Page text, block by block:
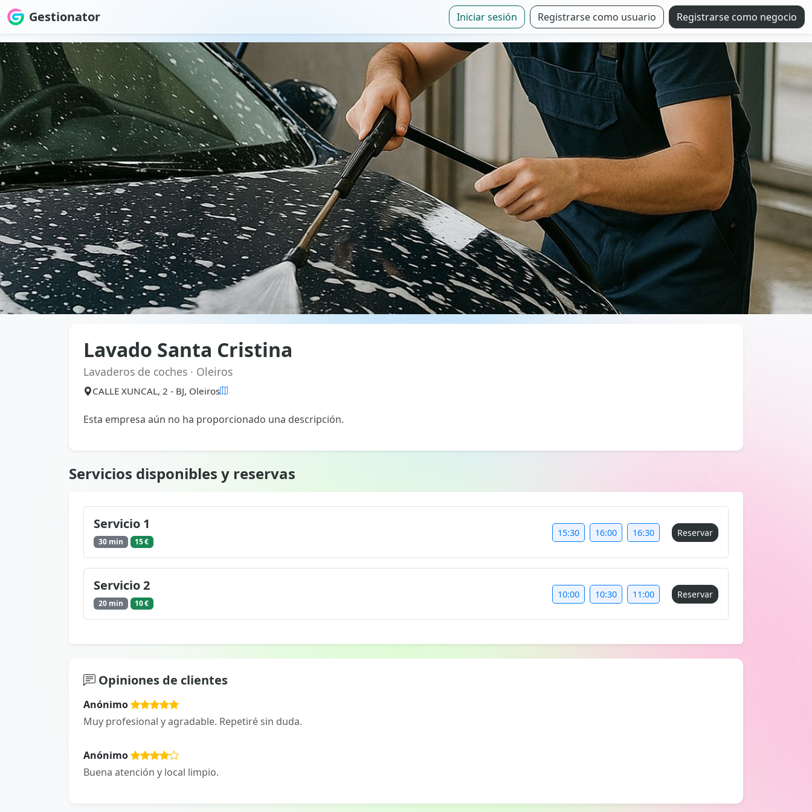
Gestionator Iniciar sesión Registrarse como usuario Registrarse como negocio
Lavado Santa Cristina
Lavaderos de coches · Oleiros
CALLE XUNCAL, 2 - BJ, Oleiros
Esta empresa aún no ha proporcionado una descripción.
Servicios disponibles y reservas
Servicio 1
30 min 15 €
15:30 16:00 16:30 Reservar
Servicio 2
20 min 10 €
10:00 10:30 11:00 Reservar
Opiniones de clientes
Anónimo
Muy profesional y agradable. Repetiré sin duda.
Anónimo
Buena atención y local limpio.